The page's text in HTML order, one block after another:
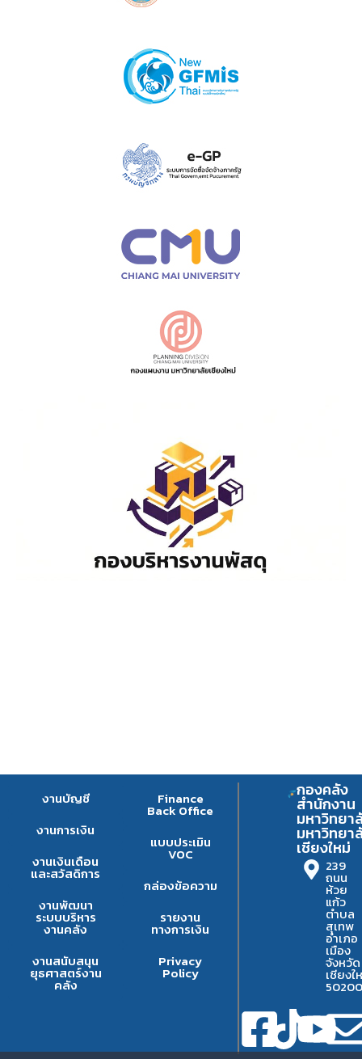
งานบัญชี
งานการเงิน
งานเงินเดือน
และสวัสดิการ
งานพัฒนา
ระบบบริหาร
งานคลัง
งานสนับสนุน
ยุธศาสตร์งาน
คลัง
Finance
Back Office
แบบประเมิน
VOC
กล่องข้อความ
รายงาน
ทางการเงิน
Privacy
Policy
กองคลัง
สำนักงาน
มหาวิทยา
มหาวิทยา
เชียงใหม่
239
ถนน
ห้วย
แก้ว
ตำบล
สุเทพ
อำเภอ
เมือง
จังหวัด
เชียงใ
50200